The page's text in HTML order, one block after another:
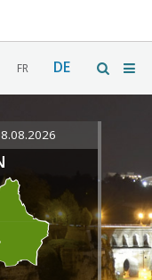
FR DE